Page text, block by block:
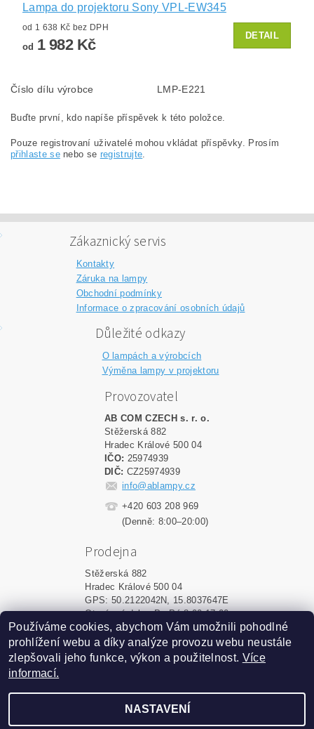
Lampa do projektoru Sony VPL-EW345
od 1 638 Kč bez DPH
od 1 982 Kč
DETAIL
Číslo dílu výrobce LMP-E221
Buďte první, kdo napíše příspěvek k této položce.
Pouze registrovaní uživatelé mohou vkládat příspěvky. Prosím
přihlaste senebo se registrujte
Zákaznický servis
Kontakty
Záruka na lampy
Obchodní podmínky
Informace o zpracování osobních údajů
Důležité odkazy
O lampách a výrobcích
Výměna lampy v projektoru
Provozovatel
AB COM CZECH s. r. o.
Stěžerská 882
Hradec Králové 500 04
IČO: 25974939
DIČ: CZ25974939
info@ablampy.cz
+420 603 208 969
(Denně: 8:00–20:00)
Prodejna
Stěžerská 882
Hradec Králové 500 04
GPS: 50.2122042N, 15.8037647E
Otevírací doba: Po-Pá 8:00-17:00
2026 © ablampy.cz, všechna práva vyhrazena Upravit nastavení cookies
Podle zákona o evidenci tržeb
je prodávající povinen
Používáme cookies, abychom Vám umožnili pohodlné
prohlížení webu a díky analýze provozu webu neustále
zlepšovali jeho funkce, výkon a použitelnost. Více
informací.
NASTAVENÍ